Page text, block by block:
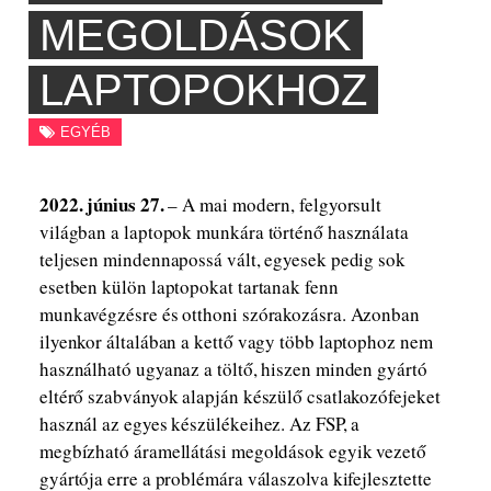
MEGOLDÁSOK
LAPTOPOKHOZ
EGYÉB
2022. június 27.– A mai modern, felgyorsult
világban a laptopok munkára történő használata
teljesen mindennapossá vált, egyesek pedig sok
esetben külön laptopokat tartanak fenn
munkavégzésre és otthoni szórakozásra. Azonban
ilyenkor általában a kettő vagy több laptophoz nem
használható ugyanaz a töltő, hiszen minden gyártó
eltérő szabványok alapján készülő csatlakozófejeket
használ az egyes készülékeihez. Az FSP, a
megbízható áramellátási megoldások egyik vezető
gyártója erre a problémára válaszolva kifejlesztette